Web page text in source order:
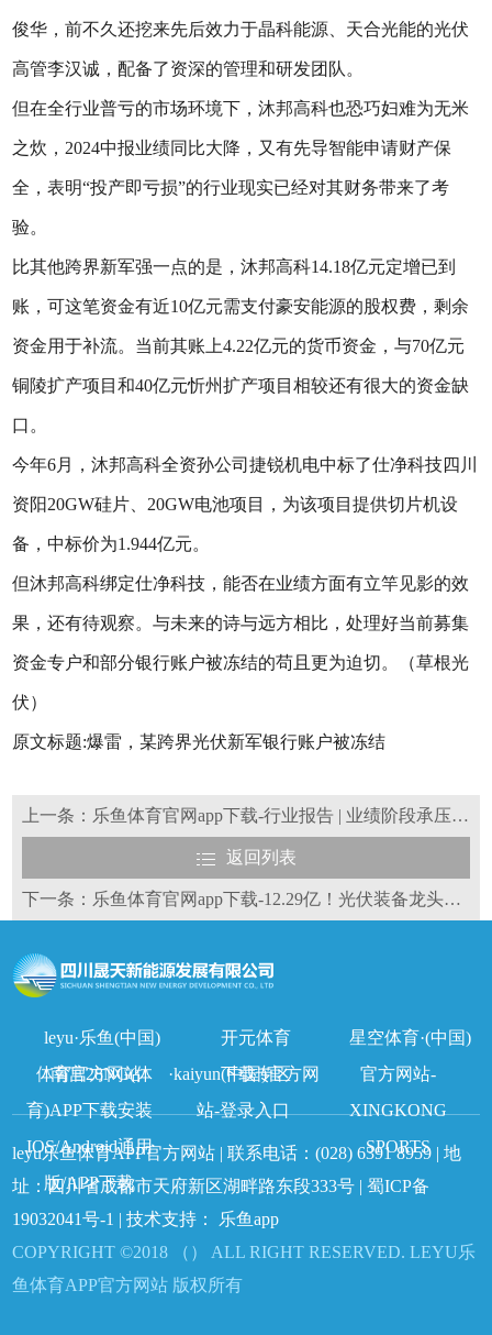
俊华，前不久还挖来先后效力于晶科能源、天合光能的光伏
高管李汉诚，配备了资深的管理和研发团队。
但在全行业普亏的市场环境下，沐邦高科也恐巧妇难为无米
之炊，2024中报业绩同比大降，又有先导智能申请财产保
全，表明“投产即亏损”的行业现实已经对其财务带来了考
验。
比其他跨界新军强一点的是，沐邦高科14.18亿元定增已到
账，可这笔资金有近10亿元需支付豪安能源的股权费，剩余
资金用于补流。当前其账上4.22亿元的货币资金，与70亿元
铜陵扩产项目和40亿元忻州扩产项目相较还有很大的资金缺
口。
今年6月，沐邦高科全资孙公司捷锐机电中标了仕净科技四川
资阳20GW硅片、20GW电池项目，为该项目提供切片机设
备，中标价为1.944亿元。
但沐邦高科绑定仕净科技，能否在业绩方面有立竿见影的效
果，还有待观察。与未来的诗与远方相比，处理好当前募集
资金专户和部分银行账户被冻结的苟且更为迫切。（草根光
伏）
原文标题:爆雷，某跨界光伏新军银行账户被冻结
上一条：乐鱼体育官网app下载-行业报告 | 业绩阶段承压，新技术产业化加速推进&看好龙头设备商穿越周期
返回列表
下一条：乐鱼体育官网app下载-12.29亿！光伏装备龙头签大单
leyu·乐鱼(中国)
体育官方网站
开元体育
·kaiyun(中国)官方网
站-登录入口
星空体育·(中国)
官方网站-
XINGKONG
SPORTS
南宫28NG(体
育)APP下载安装
IOS/Android通用
版/APP下载
下载专区
leyu乐鱼体育APP官方网站 | 联系电话：(028) 6391 8959 | 地
址：四川省成都市天府新区湖畔路东段333号 |蜀ICP备
19032041号-1 | 技术支持：
乐鱼app
COPYRIGHT ©2018 （） ALL RIGHT RESERVED. LEYU乐
鱼体育APP官方网站 版权所有